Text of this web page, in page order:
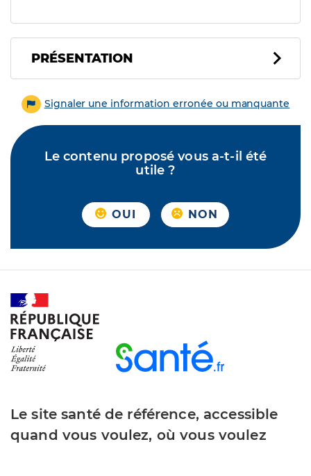
PRÉSENTATION
Signaler une information erronée ou manquante
Le contenu proposé vous a-t-il été
utile ?
OUI NON
Le site santé de référence, accessible
quand vous voulez, où vous voulez